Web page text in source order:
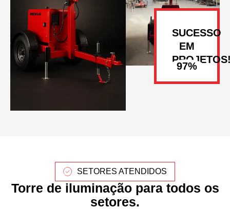
SUCESSO
EM
SETORES ATENDIDOS
Torre de iluminação para todos os
setores.